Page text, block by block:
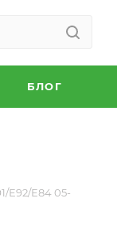
БЛОГ
E92/E84 05-